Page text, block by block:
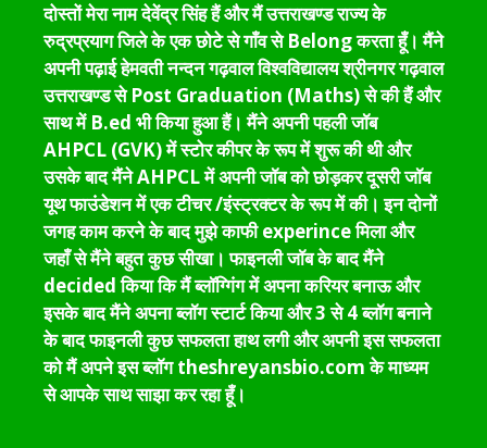
दोस्तों मेरा नाम देवेंद्र सिंह हैं और मैं उत्तराखण्ड राज्य के
रुद्रप्रयाग जिले के एक छोटे से गाँव से Belong करता हूँ। मैंने
अपनी पढ़ाई हेमवती नन्दन गढ़वाल विश्वविद्यालय श्रीनगर गढ़वाल
उत्तराखण्ड से Post Graduation (Maths) से की हैं और
साथ में B.ed भी किया हुआ हैं। मैंने अपनी पहली जॉब
AHPCL (GVK) में स्टोर कीपर के रूप में शुरू की थी और
उसके बाद मैंने AHPCL में अपनी जॉब को छोड़कर दूसरी जॉब
यूथ फाउंडेशन में एक टीचर /इंस्ट्रक्टर के रूप में की। इन दोनों
जगह काम करने के बाद मुझे काफी experince मिला और
जहाँ से मैंने बहुत कुछ सीखा। फाइनली जॉब के बाद मैंने
decided किया कि मैं ब्लॉग्गिंग में अपना करियर बनाऊ और
इसके बाद मैंने अपना ब्लॉग स्टार्ट किया और 3 से 4 ब्लॉग बनाने
के बाद फाइनली कुछ सफलता हाथ लगी और अपनी इस सफलता
को मैं अपने इस ब्लॉग theshreyansbio.com के माध्यम
से आपके साथ साझा कर रहा हूँ।